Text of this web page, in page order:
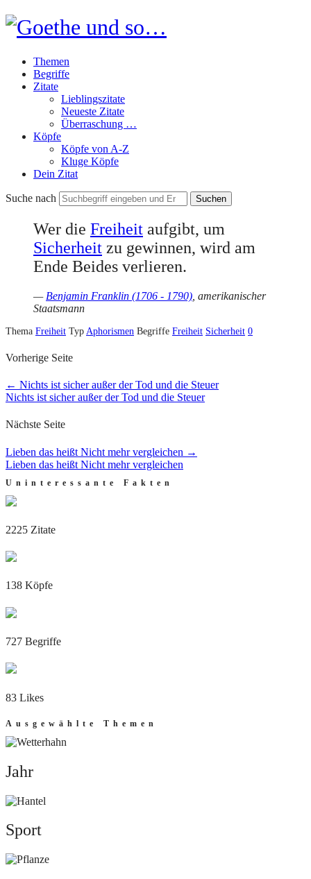
Goethe
und
so…
Themen
Begriffe
Zitate
Lieblingszitate
Neueste Zitate
Überraschung …
Köpfe
Köpfe von A-Z
Kluge Köpfe
Dein Zitat
Suche nach
Wer die Freiheit aufgibt, um
Sicherheit zu gewinnen, wird am
Ende Beides verlieren.
— Benjamin Franklin (1706 - 1790) , amerikanischer
Staatsmann
Thema Freiheit Typ Aphorismen Begriffe Freiheit Sicherheit 0
Vorherige Seite
← Nichts ist sicher außer der Tod und die Steuer
Nichts ist sicher außer der Tod und die Steuer
Nächste Seite
Lieben das heißt Nicht mehr vergleichen →
Lieben das heißt Nicht mehr vergleichen
Uninteressante Fakten
2225 Zitate
138 Köpfe
727 Begriffe
83 Likes
Ausgewählte Themen
Jahr
Jahr
Sport
Sport
Natur